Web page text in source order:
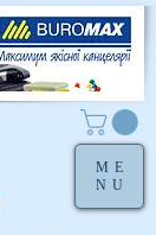
ME
NU